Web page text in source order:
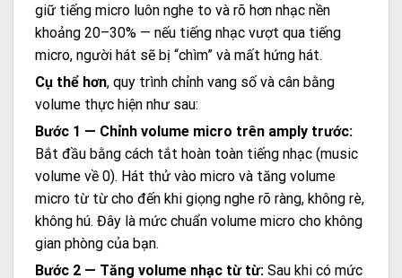
giữ tiếng micro luôn nghe to và rõ hơn nhạc nền
khoảng 20–30% — nếu tiếng nhạc vượt qua tiếng
micro, người hát sẽ bị “chìm” và mất hứng hát.
Cụ thể hơn, quy trình chỉnh vang số và cân bằng
volume thực hiện như sau:
Bước 1 — Chỉnh volume micro trên amply trước:
Bắt đầu bằng cách tắt hoàn toàn tiếng nhạc (music
volume về 0). Hát thử vào micro và tăng volume
micro từ từ cho đến khi giọng nghe rõ ràng, không rè,
không hú. Đây là mức chuẩn volume micro cho không
gian phòng của bạn.
Bước 2 — Tăng volume nhạc từ từ: Sau khi có mức